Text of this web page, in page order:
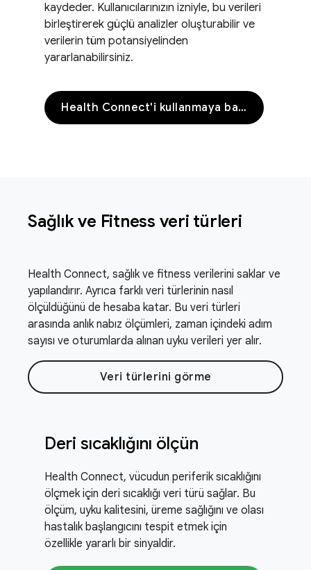
kaydeder. Kullanıcılarınızın izniyle, bu verileri
birleştirerek güçlü analizler oluşturabilir ve
verilerin tüm potansiyelinden
yararlanabilirsiniz.
Health Connect'i kullanmaya başlama
Sağlık ve Fitness veri türleri
Health Connect, sağlık ve fitness verilerini saklar ve
yapılandırır. Ayrıca farklı veri türlerinin nasıl
ölçüldüğünü de hesaba katar. Bu veri türleri
arasında anlık nabız ölçümleri, zaman içindeki adım
sayısı ve oturumlarda alınan uyku verileri yer alır.
Veri türlerini görme
Deri sıcaklığını ölçün
Health Connect, vücudun periferik sıcaklığını
ölçmek için deri sıcaklığı veri türü sağlar. Bu
ölçüm, uyku kalitesini, üreme sağlığını ve olası
hastalık başlangıcını tespit etmek için
özellikle yararlı bir sinyaldir.